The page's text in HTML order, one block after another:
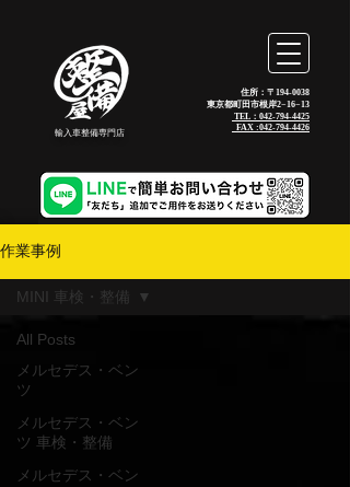
輸入車整備専門店
住所：〒194-0038
東京都町田市根岸2−16−13
TEL：042-794-4425
_FAX :042-794-4426
作業事例
All Posts
メルセデス・ベン
ツ
メルセデス・ベン
ツ 車検・整備
メルセデス・ベン
MINI 車検・整備